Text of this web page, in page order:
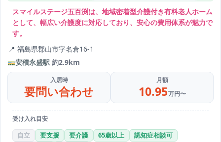
スマイルステージ五百渕は、地域密着型介護付き有料老人ホーム
として、幅広い介護度に対応しており、安心の費用体系が魅力で
す。
福島県郡山市字名倉16-1
安積永盛駅 約2.9km
入居時
要問い合わせ
月額
10.95万円〜
受け入れ目安
自立 要支援 要介護 65歳以上
認知症相談可